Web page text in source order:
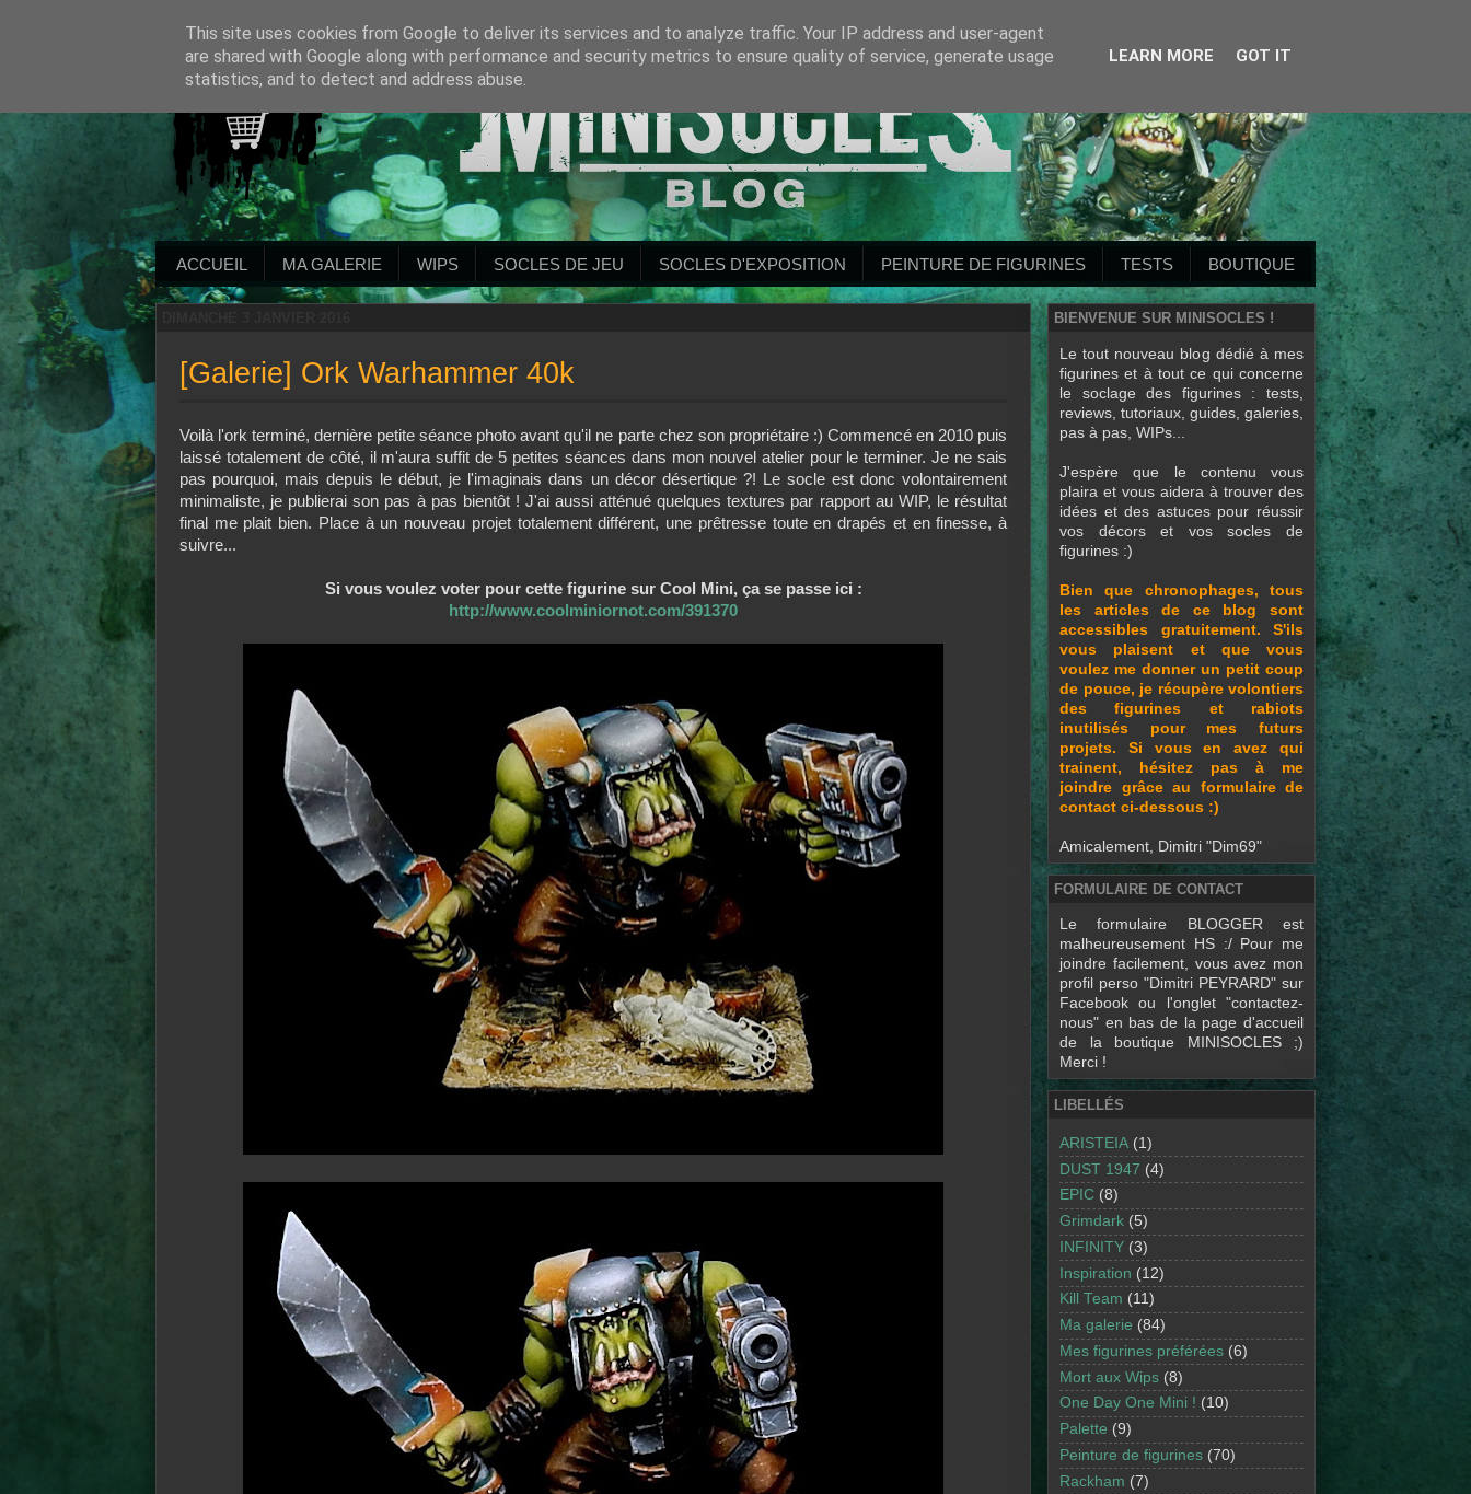
ACCUEIL MA GALERIE WIPS SOCLES DE JEU SOCLES D'EXPOSITION PEINTURE DE FIGURINES TESTS BOUTIQUE
[Galerie] Ork Warhammer 40k
Voilà l'ork terminé, dernière petite séance photo avant qu'il ne parte chez son propriétaire :) Commencé en 2010 puis
laissé totalement de côté, il m'aura suffit de 5 petites séances dans mon nouvel atelier pour le terminer. Je ne sais
pas pourquoi, mais depuis le début, je l'imaginais dans un décor désertique ?! Le socle est donc volontairement
minimaliste, je publierai son pas à pas bientôt ! J'ai aussi atténué quelques textures par rapport au WIP, le résultat
final me plait bien. Place à un nouveau projet totalement différent, une prêtresse toute en drapés et en finesse, à
suivre...
Si vous voulez voter pour cette figurine sur Cool Mini, ça se passe ici :
http://www.coolminiornot.com/391370
BIENVENUE SUR MINISOCLES !
Le tout nouveau blog dédié à mes
figurines et à tout ce qui concerne
le soclage des figurines : tests,
reviews, tutoriaux, guides, galeries,
pas à pas, WIPs...
J'espère que le contenu vous
plaira et vous aidera à trouver des
idées et des astuces pour réussir
vos décors et vos socles de
figurines :)
Bien que chronophages, tous
les articles de ce blog sont
accessibles gratuitement. S'ils
vous plaisent et que vous
voulez me donner un petit coup
de pouce, je récupère volontiers
des figurines et rabiots
inutilisés pour mes futurs
projets. Si vous en avez qui
trainent, hésitez pas à me
joindre grâce au formulaire de
contact ci-dessous :)
Amicalement, Dimitri "Dim69"
FORMULAIRE DE CONTACT
Le formulaire BLOGGER est
malheureusement HS :/ Pour me
joindre facilement, vous avez mon
profil perso "Dimitri PEYRARD" sur
Facebook ou l'onglet "contactez-
nous" en bas de la page d'accueil
de la boutique MINISOCLES ;)
Merci !
LIBELLÉS
ARISTEIA (1)
DUST 1947 (4)
EPIC (8)
Grimdark (5)
INFINITY (3)
Inspiration (12)
Kill Team (11)
Ma galerie (84)
Mes figurines préférées (6)
Mort aux Wips (8)
One Day One Mini ! (10)
Palette (9)
Peinture de figurines (70)
Rackham (7)
This site uses cookies from Google to deliver its services and to analyze traffic. Your IP address and user-agent
are shared with Google along with performance and security metrics to ensure quality of service, generate usage
statistics, and to detect and address abuse.
LEARN MORE GOT IT